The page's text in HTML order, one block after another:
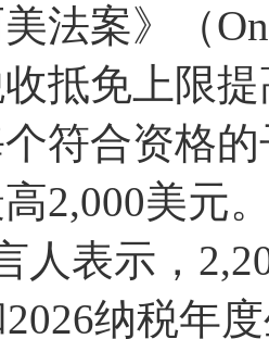
美法案》（
抵免上限
符合资格
2,000美元
人表示，
2026纳税年